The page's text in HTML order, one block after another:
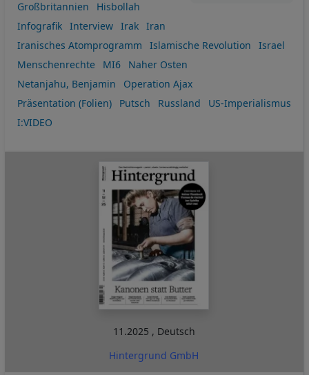
Großbritannien
Hisbollah
Infografik
Interview Irak
Iran
Iranisches Atomprogramm
Islamische Revolution
Israel
Menschenrechte
MI6
Naher Osten
Netanjahu, Benjamin
Operation Ajax
Präsentation (Folien)
Putsch Russland
US-Imperialismus
I:VIDEO
11.2025 , Deutsch
Hintergrund GmbH